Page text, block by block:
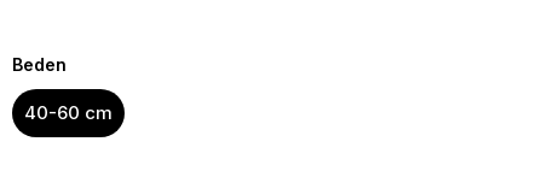
Beden
40-60 cm